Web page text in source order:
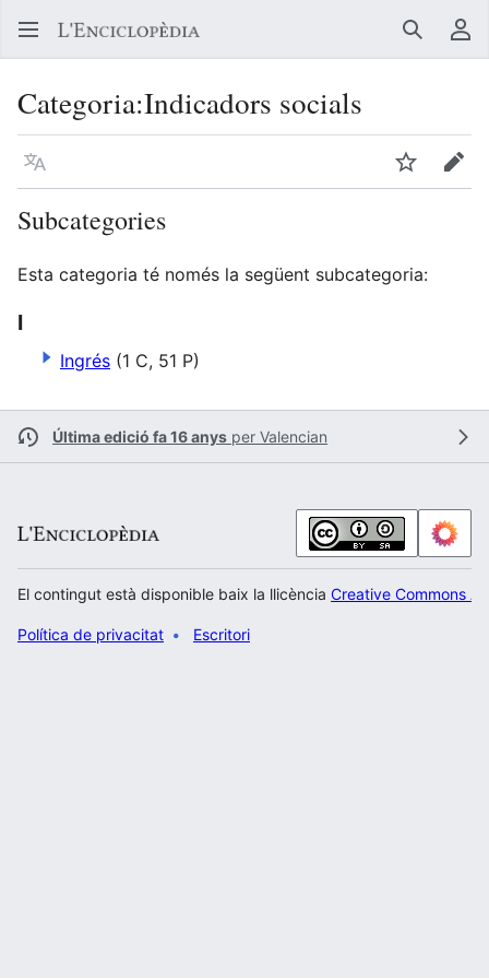
Buscar
Categoria:Indicadors socials
Llegir en un atre idioma Vigilar
Subcategories
Esta categoria té només la següent subcategoria:
I
Ingrés (1 C, 51 P)
Última edició fa 16 anys per Valencian
El contingut està disponible baix la llicència Creative Commons
Política de privacitat Escritori